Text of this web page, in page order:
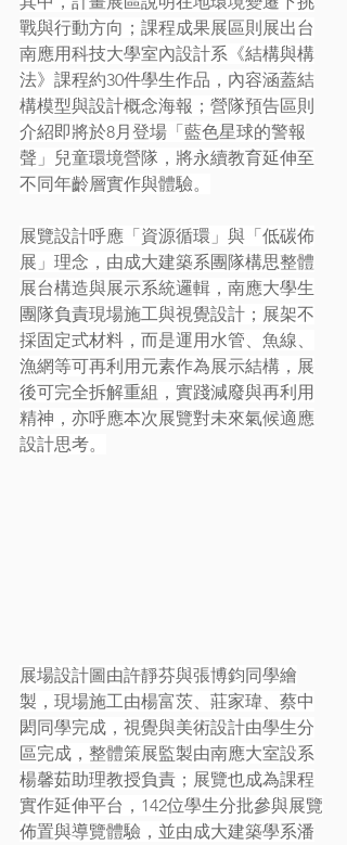
戰與行動方向；課程成果展區則展出台
南應用科技大學室內設計系《結構與構
法》課程約30件學生作品，內容涵蓋結
構模型與設計概念海報；營隊預告區則
介紹即將於8月登場「藍色星球的警報
聲」兒童環境營隊，將永續教育延伸至
不同年齡層實作與體驗。
展覽設計呼應「資源循環」與「低碳佈
展」理念，由成大建築系團隊構思整體
展台構造與展示系統邏輯，南應大學生
團隊負責現場施工與視覺設計；展架不
採固定式材料，而是運用水管、魚線、
漁網等可再利用元素作為展示結構，展
後可完全拆解重組，實踐減廢與再利用
精神，亦呼應本次展覽對未來氣候適應
設計思考。
展場設計圖由許靜芬與張博鈞同學繪
製，現場施工由楊富茨、莊家瑋、蔡中
閎同學完成，視覺與美術設計由學生分
區完成，整體策展監製由南應大室設系
楊馨茹助理教授負責；展覽也成為課程
實作延伸平台，142位學生分批參與展覽
佈置與導覽體驗，並由成大建築學系潘